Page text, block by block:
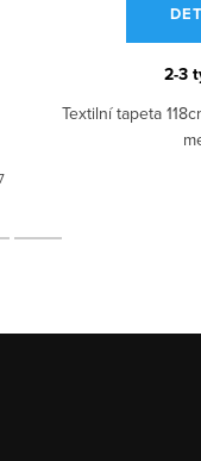
2-3
Textilní tapeta